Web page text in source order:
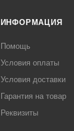
ИНФОРМАЦИЯ
Помощь
Условия оплаты
Условия доставки
Гарантия на товар
Реквизиты